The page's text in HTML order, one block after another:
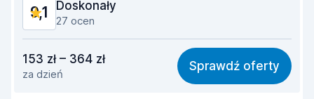
9,1 Doskonały
27 ocen
8,8
Łatwość znalezienia 9,1
153 zł – 364 zł
za dzień
Sprawdź oferty